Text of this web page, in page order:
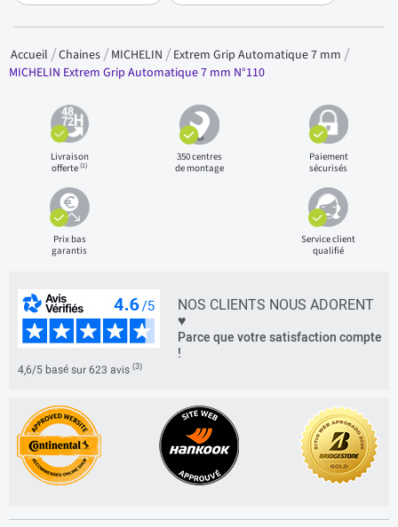
Accueil Chaines MICHELIN
Extrem Grip Automatique 7 mm
MICHELIN Extrem Grip Automatique 7 mm N°110
Livraison
offerte(1)
350 centres
de montage
Paiement
sécurisés
Prix bas
garantis
Service client
qualifié
NOS CLIENTS NOUS ADORENT
♥
Parce que votre satisfaction compte
!
4,6/5 basé sur 623 avis (3)